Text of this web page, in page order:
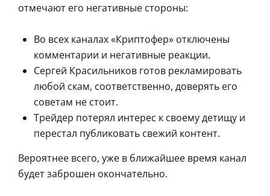
отмечают его негативные стороны:
Во всех каналах «Криптофер» отключены
комментарии и негативные реакции.
Сергей Красильников готов рекламировать
любой скам, соответственно, доверять его
советам не стоит.
Трейдер потерял интерес к своему детищу и
перестал публиковать свежий контент.
Вероятнее всего, уже в ближайшее время канал
будет заброшен окончательно.